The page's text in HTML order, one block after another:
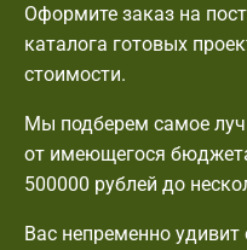
Оформите заказ на
каталога готовых
стоимости.
Мы подберем самое
от имеющегося
500000 рублей до
Вас непременно